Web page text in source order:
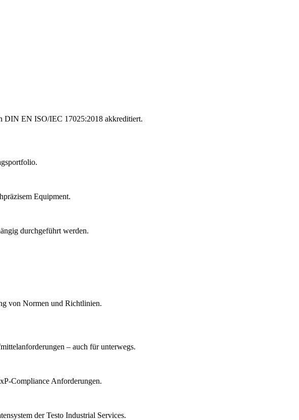
DIN EN ISO/IEC 17025:2018 akkreditiert.
Equipment.
durchgeführt werden.
von Normen und Richtlinien.
– auch für unterwegs.
Compliance Anforderungen.
der Testo Industrial Services.